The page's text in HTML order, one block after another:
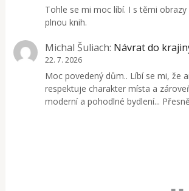
Tohle se mi moc líbí. I s těmi
plnou knih.
Michal Šuliach: Návrat do
22. 7. 2026
Moc povedený dům.. Líbí se mi, že
respektuje charakter místa a
moderní a pohodlné bydlení...